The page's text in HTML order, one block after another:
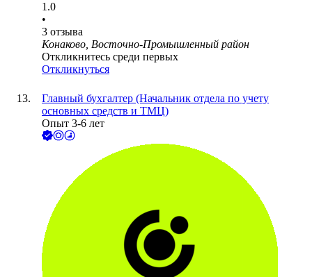
1.0
•
3 отзыва
Конаково, Восточно-Промышленный район
Откликнитесь среди первых
Откликнуться
Главный бухгалтер (Начальник отдела по учету
основных средств и ТМЦ)
Опыт 3-6 лет